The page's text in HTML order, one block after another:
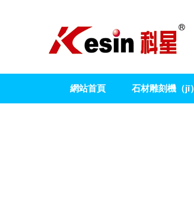
網站首頁 石材雕刻機（jī）